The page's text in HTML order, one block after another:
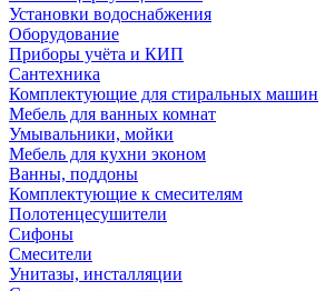
Установки водоснабжения
Оборудование
Приборы учёта и КИП
Сантехника
Комплектующие для стиральных машин
Мебель для ванных комнат
Умывальники, мойки
Мебель для кухни эконом
Ванны, поддоны
Комплектующие к смесителям
Полотенцесушители
Сифоны
Смесители
Унитазы, инсталляции